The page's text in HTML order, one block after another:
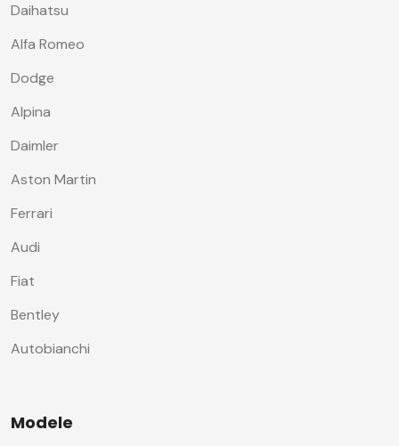
Daihatsu
Alfa Romeo
Dodge
Alpina
Daimler
Aston Martin
Ferrari
Audi
Fiat
Bentley
Autobianchi
Modele